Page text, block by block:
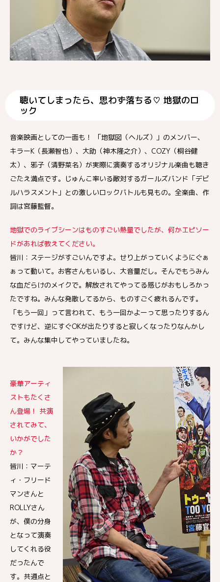
聴いてしまったら、思わず落ちる♡ 地獄のロ
ック
音楽映画としての一面も！ 「地獄図（ヘルズ）」のメンバー、
キラーK（長瀬智也）、大助（神木隆之介）、COZY（桐谷健
太）、邪子（清野菜名）が実際に演奏するオリジナル楽曲も聴き
ごたえ満点です。じゅんこ率いる敵対するガールズバンド「デビ
ルハラスメント」との激しいロックバトルも見もの。全楽曲、作
詞は宮藤監督。
地獄でのライブシーンはものすごい熱量でしたが、何かエピソー
ドがあれば教えてください。
皆川：ステージがすごいんですよ。せり上がっていくようにぐぁ
ぁって動いて。お客さんもいるし、大音量だし。そんでもうみん
な血だらけのメイクで。解放されてやってる感じがおもしろかっ
たですね。みんな発散してるから、ものすごく疲れるんです。
「もう一回」って言われて、もう一回かよーって思ったりするん
ですけど、逆にすぐOKが出たりすると寂しくなったりなんかし
て。みんな集中してやっていましたね。
豪華アーティ
ストもたくさ
ん登場！ 共演
されてみて、
いかがでした
か？
皆川：マーテ
ィ・フリード
マンさんと
ROLLYさん
が、僕の分身
となって演奏
してくれる役
だったんで
す。共通点と